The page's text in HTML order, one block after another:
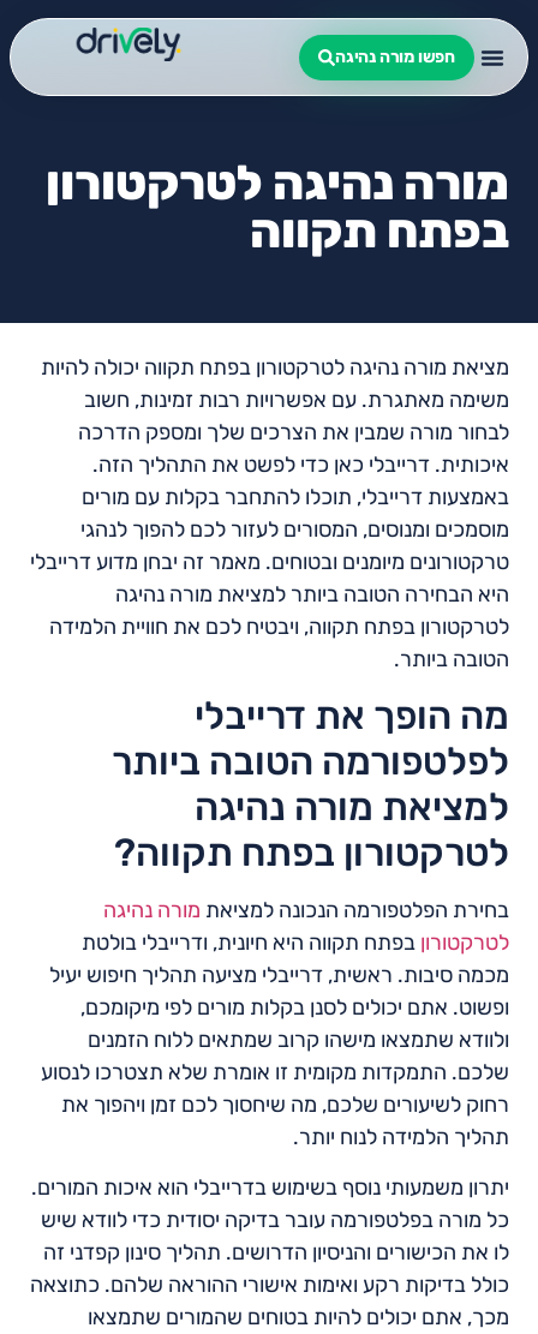
חפשו מורה נהיגה
מורה נהיגה לטרקטורון
בפתח תקווה
מציאת מורה נהיגה לטרקטורון בפתח תקווה יכולה להיות
משימה מאתגרת. עם אפשרויות רבות זמינות, חשוב
לבחור מורה שמבין את הצרכים שלך ומספק הדרכה
איכותית. דרייבלי כאן כדי לפשט את התהליך הזה.
באמצעות דרייבלי, תוכלו להתחבר בקלות עם מורים
מוסמכים ומנוסים, המסורים לעזור לכם להפוך לנהגי
טרקטורונים מיומנים ובטוחים. מאמר זה יבחן מדוע דרייבלי
היא הבחירה הטובה ביותר למציאת מורה נהיגה
לטרקטורון בפתח תקווה, ויבטיח לכם את חוויית הלמידה
הטובה ביותר.
מה הופך את דרייבלי
לפלטפורמה הטובה ביותר
למציאת מורה נהיגה
לטרקטורון בפתח תקווה?
בחירת הפלטפורמה הנכונה למציאת מורה נהיגה
לטרקטורון בפתח תקווה היא חיונית, ודרייבלי בולטת
מכמה סיבות. ראשית, דרייבלי מציעה תהליך חיפוש יעיל
ופשוט. אתם יכולים לסנן בקלות מורים לפי מיקומכם,
ולוודא שתמצאו מישהו קרוב שמתאים ללוח הזמנים
שלכם. התמקדות מקומית זו אומרת שלא תצטרכו לנסוע
רחוק לשיעורים שלכם, מה שיחסוך לכם זמן ויהפוך את
תהליך הלמידה לנוח יותר.
יתרון משמעותי נוסף בשימוש בדרייבלי הוא איכות המורים.
כל מורה בפלטפורמה עובר בדיקה יסודית כדי לוודא שיש
לו את הכישורים והניסיון הדרושים. תהליך סינון קפדני זה
כולל בדיקות רקע ואימות אישורי ההוראה שלהם. כתוצאה
מכך, אתם יכולים להיות בטוחים שהמורים שתמצאו